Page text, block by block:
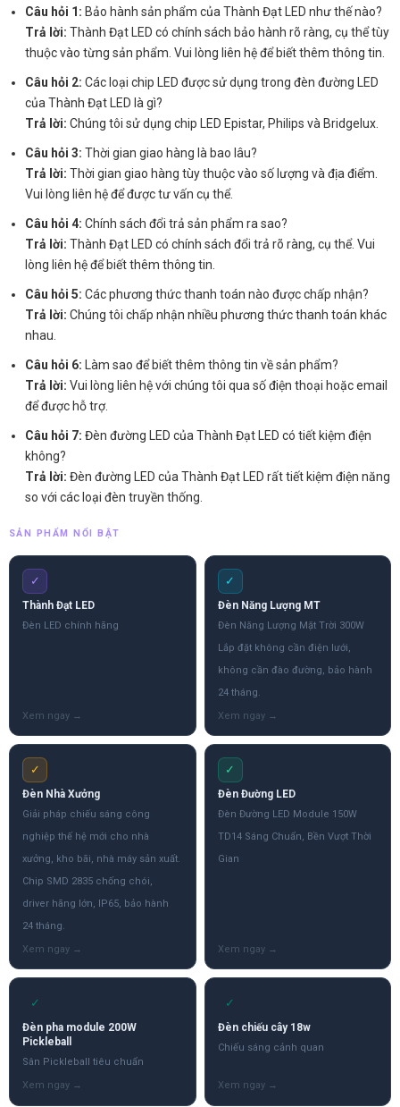
Câu hỏi 1: Bảo hành sản phẩm của Thành Đạt LED như thế nào?
Trả lời: Thành Đạt LED có chính sách bảo hành rõ ràng, cụ thể tùy
thuộc vào từng sản phẩm. Vui lòng liên hệ để biết thêm thông tin.
Câu hỏi 2: Các loại chip LED được sử dụng trong đèn đường LED
của Thành Đạt LED là gì?
Trả lời: Chúng tôi sử dụng chip LED Epistar, Philips và Bridgelux.
Câu hỏi 3: Thời gian giao hàng là bao lâu?
Trả lời: Thời gian giao hàng tùy thuộc vào số lượng và địa điểm.
Vui lòng liên hệ để được tư vấn cụ thể.
Câu hỏi 4: Chính sách đổi trả sản phẩm ra sao?
Trả lời: Thành Đạt LED có chính sách đổi trả rõ ràng, cụ thể. Vui
lòng liên hệ để biết thêm thông tin.
Câu hỏi 5: Các phương thức thanh toán nào được chấp nhận?
Trả lời: Chúng tôi chấp nhận nhiều phương thức thanh toán khác
nhau.
Câu hỏi 6: Làm sao để biết thêm thông tin về sản phẩm?
Trả lời: Vui lòng liên hệ với chúng tôi qua số điện thoại hoặc email
để được hỗ trợ.
Câu hỏi 7: Đèn đường LED của Thành Đạt LED có tiết kiệm điện
không?
Trả lời: Đèn đường LED của Thành Đạt LED rất tiết kiệm điện năng
so với các loại đèn truyền thống.
SẢN PHẨM NỔI BẬT
✓
Thành Đạt LED
Đèn LED chính hãng
✓
Đèn Năng Lượng MT
Đèn Năng Lượng Mặt Trời 300W
Lắp đặt không cần điện lưới,
không cần đào đường, bảo hành
24 tháng.
✓
Đèn Nhà Xưởng
Giải pháp chiếu sáng công
nghiệp thế hệ mới cho nhà
xưởng, kho bãi, nhà máy sản xuất.
Chip SMD 2835 chống chói,
driver hãng lớn, IP65, bảo hành
24 tháng.
✓
Đèn Đường LED
Đèn Đường LED Module 150W
TD14 Sáng Chuẩn, Bền Vượt Thời
Gian
✓
Đèn pha module 200W
Pickleball
Sân Pickleball tiêu chuẩn
✓
Đèn chiếu cây 18w
Chiếu sáng cảnh quan